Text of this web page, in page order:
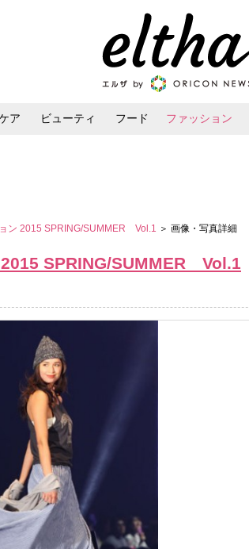
ア ビューティ フード ファッション
ン 2015 SPRING/SUMMER Vol.1 ＞ 画像・写真詳細
SPRING/SUMMER Vol.1